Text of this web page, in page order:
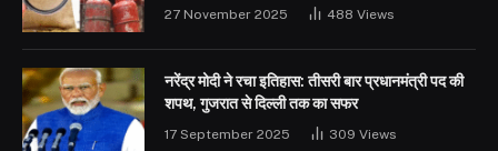
27 November 2025 488 Views
नरेंद्र मोदी ने रचा इतिहास: तीसरी बार प्रधानमंत्री पद की
शपथ, गुजरात से दिल्ली तक का सफर
17 September 2025 309 Views